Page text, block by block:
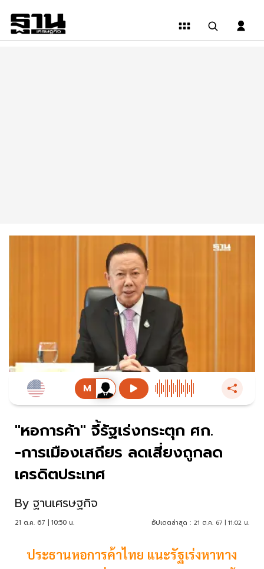
"หอการค้า" จี้รัฐเร่งกระตุก ศก.
-การเมืองเสถียร ลดเสี่ยงถูกลด
เครดิตประเทศ
By ฐานเศรษฐกิจ
21 ต.ค. 67 | 10:50 น. อัปเดตล่าสุด : 21 ต.ค. 67 | 11:02 น.
ประธานหอการค้าไทย แนะรัฐเร่งหาทาง